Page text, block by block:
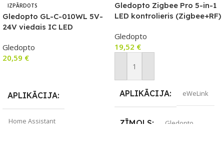
IZPĀRDOTS
Gledopto GL-C-010WL 5V-
24V viedais IC LED
programmaparatūru) ar
mikrofonu
Gledopto
20,59 €
APLIKĀCIJA
Home Assistant
Gledopto Zigbee Pro 5-in-1
LED kontrolieris (Zigbee+RF)
sliediBee II, Hubitat
Elevation, Amazon Zigbee
Home saderīgo) vārteju.
Gledopto
19,52 €
Pievienot Grozam
APLIKĀCIJA eWeLink
ZĪMOLS Gledopto